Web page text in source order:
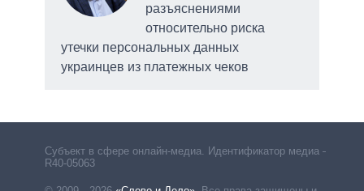
разъяснениями
относительно риска
утечки персональных данных
украинцев из платежных чеков
Субъект в сфере онлайн-медиа. Идентификатор медиа –
R40-05063